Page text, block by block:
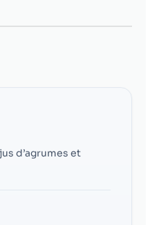
d’agrumes et
les
de